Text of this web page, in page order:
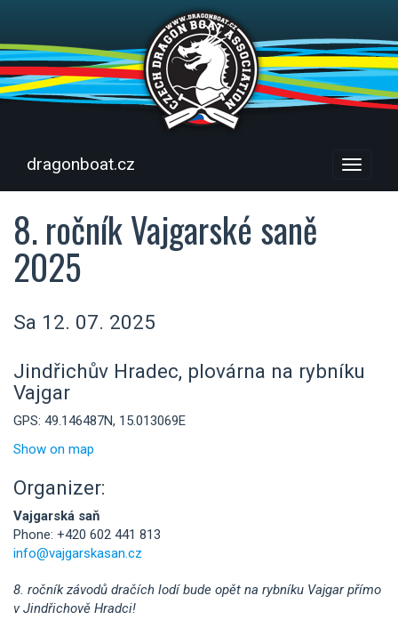
Menu
dragonboat.cz
8. ročník Vajgarské saně
2025
Sa 12. 07. 2025
Jindřichův Hradec, plovárna na rybníku
Vajgar
GPS: 49.146487N, 15.013069E
Show on map
Organizer:
Vajgarská saň
Phone: +420 602 441 813
info@vajgarskasan.cz
8. ročník závodů dračích lodí bude opět na rybníku Vajgar přímo
v Jindřichově Hradci!